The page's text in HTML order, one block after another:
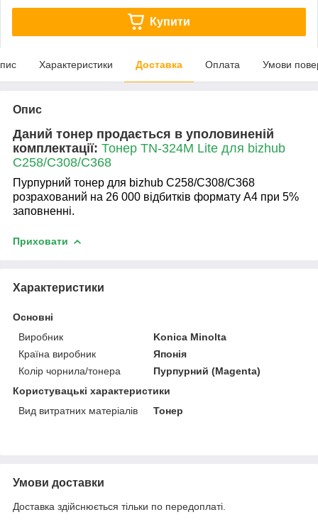
Купити
Характеристики Доставка Оплата Умови
Опис
Даний тонер продається в уполовиненій
комплектації: Тонер TN-324M Lite для bizhub
C258/C308/C368
Пурпурний тонер для bizhub C258/C308/C368
розрахований на 26 000 відбитків формату А4 при 5%
заповненні.
Приховати
Характеристики
Основні
Виробник
Konica Minolta
Країна виробник
Японія
Колір чорнила/тонера
Пурпурний (Magenta)
Користувацькі характеристики
Вид витратних матеріалів
Тонер
Умови доставки
Доставка здійснюється тільки по передоплаті.